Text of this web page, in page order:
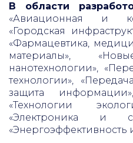
В области
«Авиационная и
«Городская
«Фармацевтика,
материалы»,
нанотехнологии»,
технологии»,
защита
«Технологии
«Электроника и
«Энергоэффективность